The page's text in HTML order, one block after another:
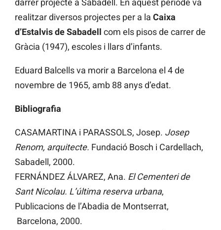
darrer projecte a Sabadell. En aquest període va
realitzar diversos projectes per a la Caixa
d’Estalvis de Sabadell com els pisos de carrer de
Gràcia (1947), escoles i llars d’infants.
Eduard Balcells va morir a Barcelona el 4 de
novembre de 1965, amb 88 anys d’edat.
Bibliografia
CASAMARTINA i PARASSOLS, Josep. Josep
Renom, arquitecte. Fundació Bosch i Cardellach,
Sabadell, 2000.
FERNÁNDEZ ÁLVAREZ, Ana. El Cementeri de
Sant Nicolau. L’última reserva urbana,
Publicacions de l’Abadia de Montserrat,
Barcelona, 2000.